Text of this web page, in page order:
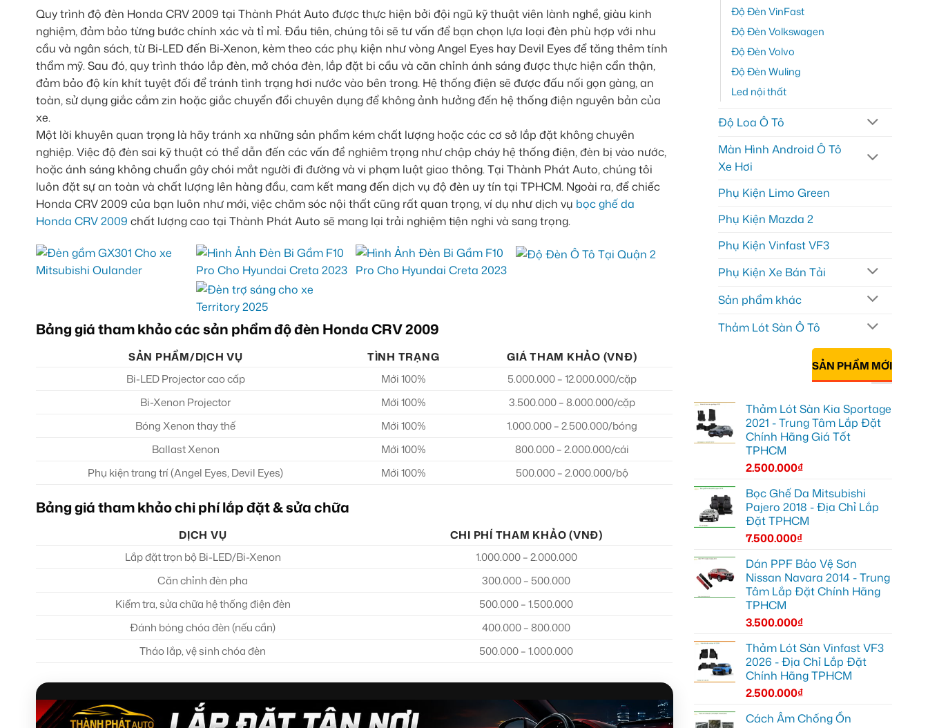
Quy trình độ đèn Honda CRV 2009 tại Thành Phát Auto được thực hiện bởi đội ngũ kỹ thuật viên lành nghề, giàu kinh
nghiệm, đảm bảo từng bước chính xác và tỉ mỉ. Đầu tiên, chúng tôi sẽ tư vấn để bạn chọn lựa loại đèn phù hợp với nhu
cầu và ngân sách, từ Bi-LED đến Bi-Xenon, kèm theo các phụ kiện như vòng Angel Eyes hay Devil Eyes để tăng thêm tính
thẩm mỹ. Sau đó, quy trình tháo lắp đèn, mở chóa đèn, lắp đặt bi cầu và căn chỉnh ánh sáng được thực hiện cẩn thận,
đảm bảo độ kín khít tuyệt đối để tránh tình trạng hơi nước vào bên trong. Hệ thống điện sẽ được đấu nối gọn gàng, an
toàn, sử dụng giắc cắm zin hoặc giắc chuyển đổi chuyên dụng để không ảnh hưởng đến hệ thống điện nguyên bản của
xe.
Một lời khuyên quan trọng là hãy tránh xa những sản phẩm kém chất lượng hoặc các cơ sở lắp đặt không chuyên
nghiệp. Việc độ đèn sai kỹ thuật có thể dẫn đến các vấn đề nghiêm trọng như chập cháy hệ thống điện, đèn bị vào nước,
hoặc ánh sáng không chuẩn gây chói mắt người đi đường và vi phạm luật giao thông. Tại Thành Phát Auto, chúng tôi
luôn đặt sự an toàn và chất lượng lên hàng đầu, cam kết mang đến dịch vụ độ đèn uy tín tại TPHCM. Ngoài ra, để chiếc
Honda CRV 2009 của bạn luôn như mới, việc chăm sóc nội thất cũng rất quan trọng, ví dụ như dịch vụ bọc ghế da
Honda CRV 2009 chất lượng cao tại Thành Phát Auto sẽ mang lại trải nghiệm tiện nghi và sang trọng.
Bảng giá tham khảo các sản phẩm độ đèn Honda CRV 2009
SẢN PHẨM/DỊCH VỤ TÌNH TRẠNG
GIÁ THAM KHẢO (VNĐ)
Bi-LED Projector cao cấp
Mới 100%
5.000.000 – 12.000.000/cặp
Bi-Xenon Projector
Mới 100%
3.500.000 – 8.000.000/cặp
Bóng Xenon thay thế
Mới 100%
1.000.000 – 2.500.000/bóng
Ballast Xenon
Mới 100%
800.000 – 2.000.000/cái
Phụ kiện trang trí (Angel Eyes, Devil Eyes)
Mới 100% 500.000 – 2.000.000/bộ
Bảng giá tham khảo chi phí lắp đặt & sửa chữa
DỊCH VỤ
CHI PHÍ THAM KHẢO (VNĐ)
Lắp đặt trọn bộ Bi-LED/Bi-Xenon
1.000.000 – 2.000.000
Căn chỉnh đèn pha
300.000 – 500.000
Kiểm tra, sửa chữa hệ thống điện đèn
500.000 – 1.500.000
Đánh bóng chóa đèn (nếu cần)
400.000 – 800.000
Tháo lắp, vệ sinh chóa đèn
500.000 – 1.000.000
Độ Đèn VinFast
Độ Đèn Volkswagen
Độ Đèn Volvo
Độ Đèn Wuling
Led nội thất
Độ Loa Ô Tô
Màn Hình Android Ô Tô
Xe Hơi
Phụ Kiện Limo Green
Phụ Kiện Mazda 2
Phụ Kiện Vinfast VF3
Phụ Kiện Xe Bán Tải
Sản phẩm khác
Thảm Lót Sàn Ô Tô
SẢN PHẨM MỚI
Thảm Lót Sàn Kia Sportage
2021 - Trung Tâm Lắp Đặt
Chính Hãng Giá Tốt
TPHCM
2.500.000₫
Bọc Ghế Da Mitsubishi
Pajero 2018 - Địa Chỉ Lắp
Đặt TPHCM
7.500.000₫
Dán PPF Bảo Vệ Sơn
Nissan Navara 2014 - Trung
Tâm Lắp Đặt Chính Hãng
TPHCM
3.500.000₫
Thảm Lót Sàn Vinfast VF3
2026 - Địa Chỉ Lắp Đặt
Chính Hãng TPHCM
2.500.000₫
Cách Âm Chống Ồn